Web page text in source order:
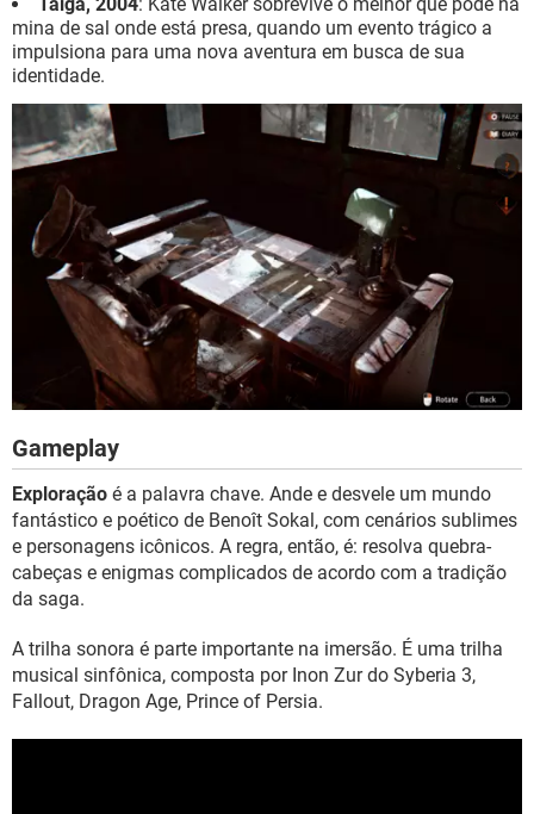
mina de sal onde está presa, quando um evento trágico a
impulsiona para uma nova aventura em busca de sua
identidade.
Gameplay
Exploração é a palavra chave. Ande e desvele um mundo
fantástico e poético de Benoît Sokal, com cenários sublimes
e personagens icônicos. A regra, então, é: resolva quebra-
cabeças e enigmas complicados de acordo com a tradição
da saga.
A trilha sonora é parte importante na imersão. É uma trilha
musical sinfônica, composta por Inon Zur do Syberia 3,
Fallout, Dragon Age, Prince of Persia.